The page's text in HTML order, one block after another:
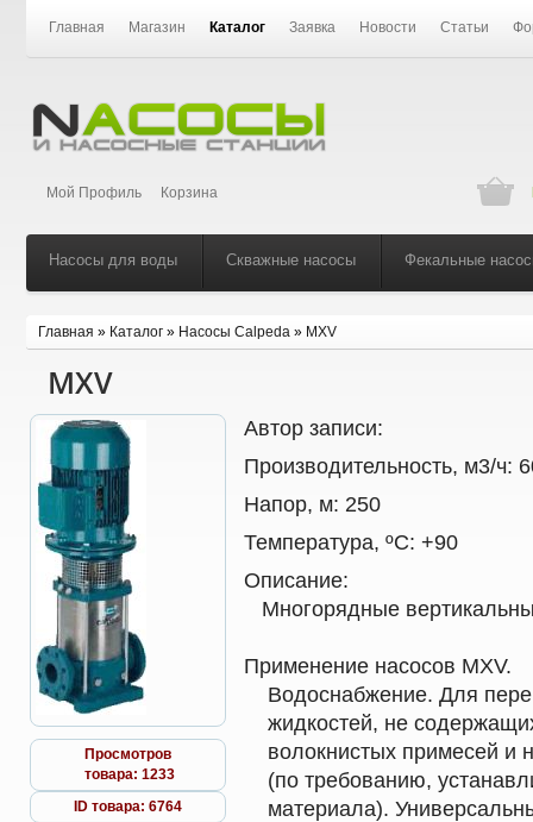
Главная Магазин Каталог Заявка Новости Статьи
Мой Профиль Корзина
Насосы для воды Скважные насосы Фекальные
Главная » Каталог » Насосы Calpeda » MXV
MXV
Просмотров
товара: 1233
ID товара: 6764
Автор записи:
Производительность, м3/ч:
Напор, м: 250
Температура, ºС: +90
Описание:
Многорядные
Применение насосов MXV.
Водоснабжение. Для
жидкостей, не
волокнистых примесей и
(по требованию,
материала).